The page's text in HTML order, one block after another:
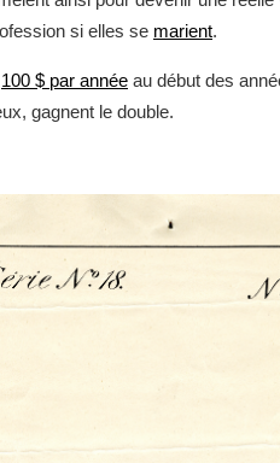
si elles se marient.
100 $ par année au début des
gagnent le double.